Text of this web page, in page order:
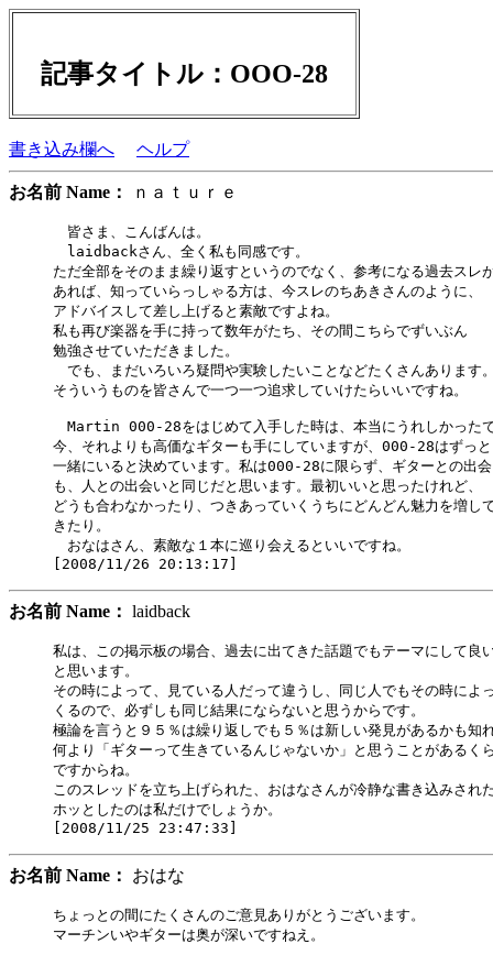
記事タイトル：OOO-28
書き込み欄へ ヘルプ
お名前 Name： ｎａｔｕｒｅ
皆さま、こんばんは。
laidbackさん、全く私も同感です。
ただ全部をそのまま繰り返すというのでなく、参考になる過去スレ
あれば、知っていらっしゃる方は、今スレのちあきさんのように、
アドバイスして差し上げると素敵ですよね。
私も再び楽器を手に持って数年がたち、その間こちらでずいぶん
勉強させていただきました。
でも、まだいろいろ疑問や実験したいことなどたくさんあります
そういうものを皆さんで一つ一つ追求していけたらいいですね。
Martin 000-28をはじめて入手した時は、本当にうれしかった
今、それよりも高価なギターも手にしていますが、000-28はずっと
一緒にいると決めています。私は000-28に限らず、ギターとの出
も、人との出会いと同じだと思います。最初いいと思ったけれど、
どうも合わなかったり、つきあっていくうちにどんどん魅力を増し
きたり。
おなはさん、素敵な１本に巡り会えるといいですね。
お名前 Name： laidback
私は、この掲示板の場合、過去に出てきた話題でもテーマにして良
と思います。
その時によって、見ている人だって違うし、同じ人でもその時によ
くるので、必ずしも同じ結果にならないと思うからです。
極論を言うと９５％は繰り返しでも５％は新しい発見があるかも知
何より「ギターって生きているんじゃないか」と思うことがあるく
ですからね。
このスレッドを立ち上げられた、おはなさんが冷静な書き込みされ
ホッとしたのは私だけでしょうか。
お名前 Name： おはな
ちょっとの間にたくさんのご意見ありがとうございます。
マーチンいやギターは奥が深いですねえ。